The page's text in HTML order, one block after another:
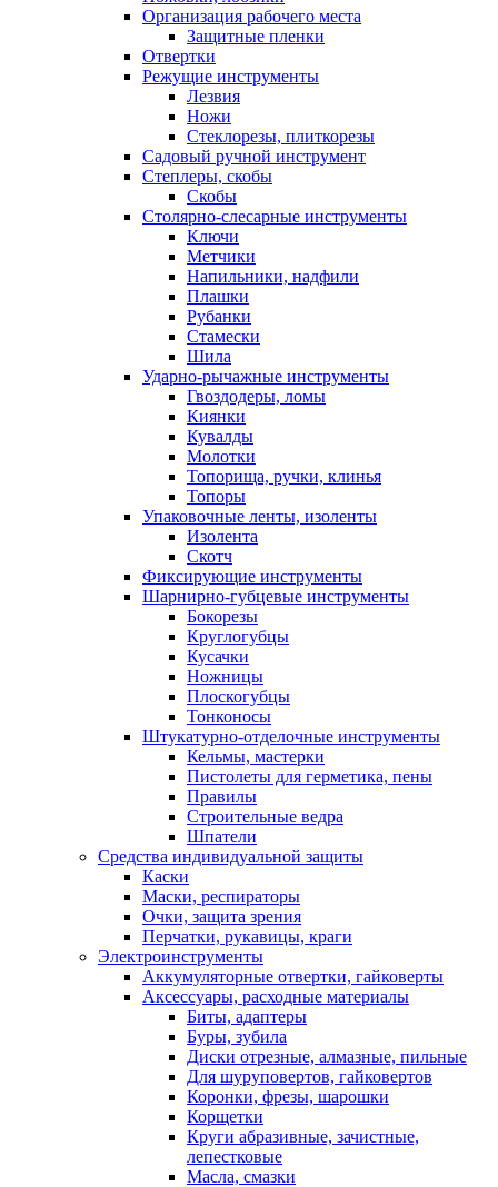
Организация рабочего места
Защитные пленки
Отвертки
Режущие инструменты
Лезвия
Ножи
Стеклорезы, плиткорезы
Садовый ручной инструмент
Степлеры, скобы
Скобы
Столярно-слесарные инструменты
Ключи
Метчики
Напильники, надфили
Плашки
Рубанки
Стамески
Шила
Ударно-рычажные инструменты
Гвоздодеры, ломы
Киянки
Кувалды
Молотки
Топорища, ручки, клинья
Топоры
Упаковочные ленты, изоленты
Изолента
Скотч
Фиксирующие инструменты
Шарнирно-губцевые инструменты
Бокорезы
Круглогубцы
Кусачки
Ножницы
Плоскогубцы
Тонконосы
Штукатурно-отделочные инструменты
Кельмы, мастерки
Пистолеты для герметика, пены
Правилы
Строительные ведра
Шпатели
Средства индивидуальной защиты
Каски
Маски, респираторы
Очки, защита зрения
Перчатки, рукавицы, краги
Электроинструменты
Аккумуляторные отвертки, гайковерты
Аксессуары, расходные материалы
Биты, адаптеры
Буры, зубила
Диски отрезные, алмазные, пильные
Для шуруповертов, гайковертов
Коронки, фрезы, шарошки
Корщетки
Круги абразивные, зачистные,
лепестковые
Масла, смазки